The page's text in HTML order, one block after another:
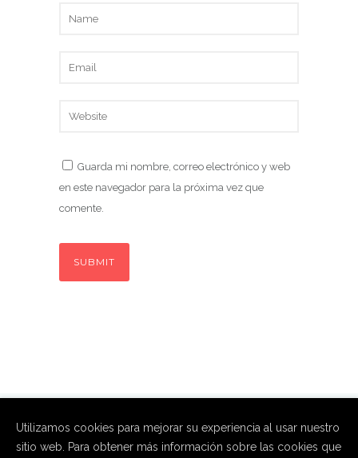
Guarda mi nombre, correo electrónico y web
en este navegador para la próxima vez que
comente.
Utilizamos cookies para mejorar su experiencia al usar nuestro
sitio web. Para obtener más información sobre las cookies que